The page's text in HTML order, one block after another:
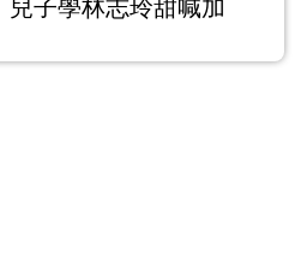
子學林志玲甜喊加